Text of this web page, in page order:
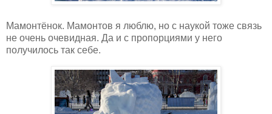
Мамонтёнок. Мамонтов я люблю, но с наукой тоже связь
не очень очевидная. Да и с пропорциями у него
получилось так себе.